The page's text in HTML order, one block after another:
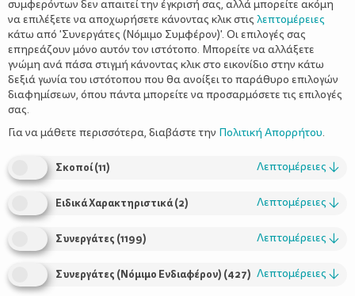
Οικογενειακές διακοπές: Άγονη γραμμή
ή all inclusive;
συμφερόντων δεν απαιτεί την έγκρισή σας, αλλά μπορείτε ακόμη
να επιλέξετε να αποχωρήσετε κάνοντας κλικ στις λεπτομέρειες
κάτω από 'Συνεργάτες (Νόμιμο Συμφέρον)'. Οι επιλογές σας
επηρεάζουν μόνο αυτόν τον ιστότοπο. Μπορείτε να αλλάξετε
γνώμη ανά πάσα στιγμή κάνοντας κλικ στο εικονίδιο στην κάτω
δεξιά γωνία του ιστότοπου που θα ανοίξει το παράθυρο επιλογών
διαφημίσεων, όπου πάντα μπορείτε να προσαρμόσετε τις επιλογές
σας.
Για να μάθετε περισσότερα, διαβάστε την Πολιτική Απορρήτου.
Σκοποί(11) Λεπτομέρειες ↓
Ειδικά Χαρακτηριστικά(2) Λεπτομέρειες ↓
Συνεργάτες (1199) Λεπτομέρειες ↓
Συνεργάτες (Νόμιμο Ενδιαφέρον) (427) Λεπτομέρειες ↓